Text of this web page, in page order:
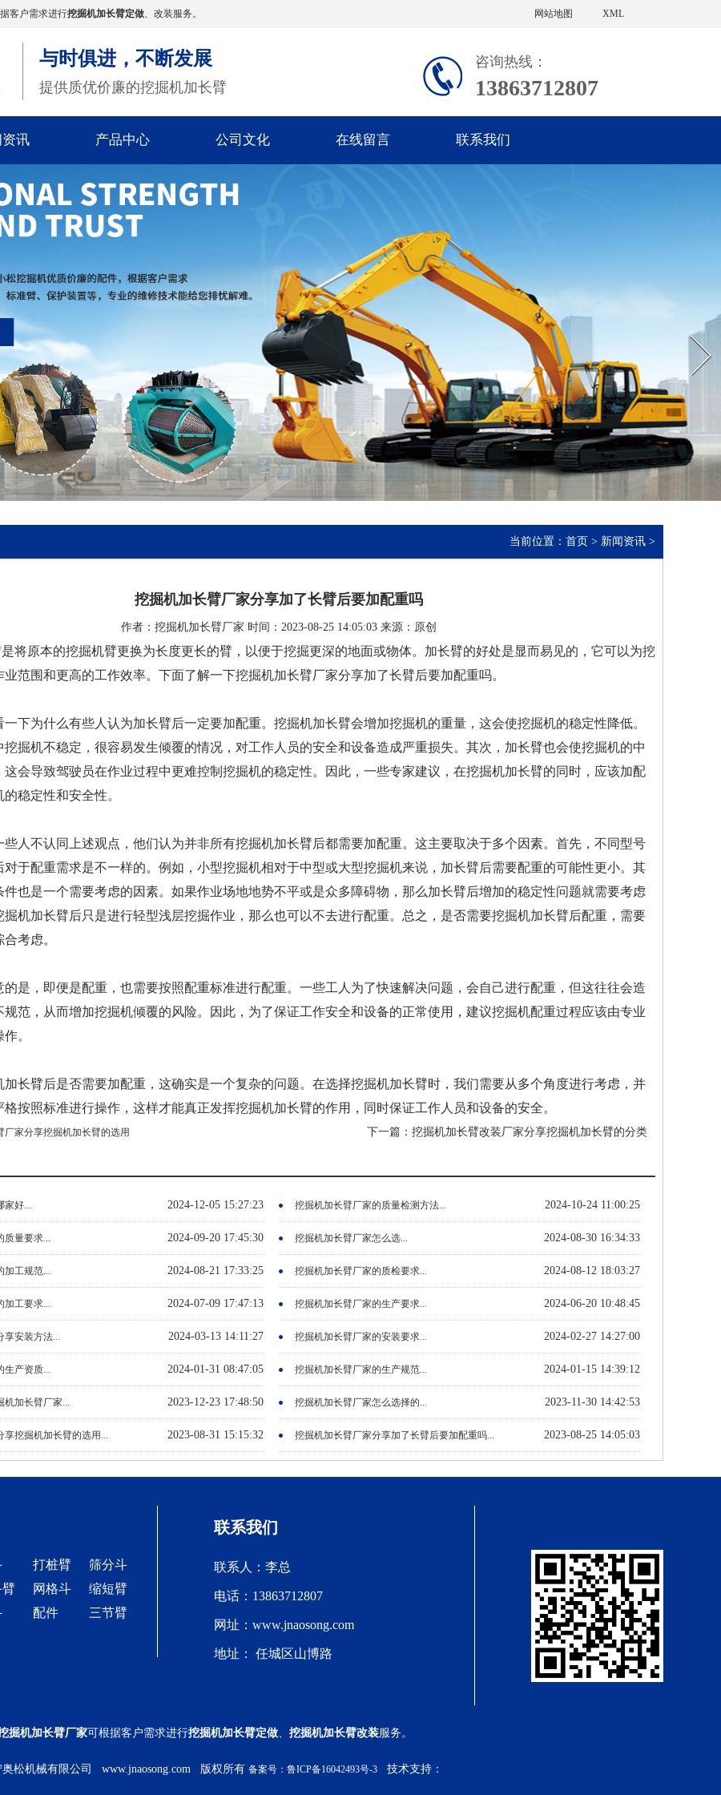
据客户需求进行挖掘机加长臂定做、改装服务。 XML
网站地图
与时俱进，不断发展
提供质优价廉的挖掘机加长臂
咨询热线：
13863712807
讯 产品中心 公司文化 在线留言 联系我们
当前位置： 首页 > 新闻资讯 >
挖掘机加长臂厂家分享加了长臂后要加配重吗
作者：挖掘机加长臂厂家 时间：2023-08-25 14:05:03 来源：原创
将原本的挖掘机臂更换为长度更长的臂，以便于挖掘更深的地面或物体。加长臂的好处是显而易见的，它可以为挖
范围和更高的工作效率。下面了解一下挖掘机加长臂厂家分享加了长臂后要加配重吗。
下为什么有些人认为加长臂后一定要加配重。挖掘机加长臂会增加挖掘机的重量，这会使挖掘机的稳定性降低。
挖掘机不稳定，很容易发生倾覆的情况，对工作人员的安全和设备造成严重损失。其次，加长臂也会使挖掘机的中
这会导致驾驶员在作业过程中更难控制挖掘机的稳定性。因此，一些专家建议，在挖掘机加长臂的同时，应该加配
稳定性和安全性。
些人不认同上述观点，他们认为并非所有挖掘机加长臂后都需要加配重。这主要取决于多个因素。首先，不同型号
对于配重需求是不一样的。例如，小型挖掘机相对于中型或大型挖掘机来说，加长臂后需要配重的可能性更小。其
件也是一个需要考虑的因素。如果作业场地地势不平或是众多障碍物，那么加长臂后增加的稳定性问题就需要考虑
掘机加长臂后只是进行轻型浅层挖掘作业，那么也可以不去进行配重。总之，是否需要挖掘机加长臂后配重，需要
考虑。
的是，即便是配重，也需要按照配重标准进行配重。一些工人为了快速解决问题，会自己进行配重，但这往往会造
规范，从而增加挖掘机倾覆的风险。因此，为了保证工作安全和设备的正常使用，建议挖掘机配重过程应该由专业
。
加长臂后是否需要加配重，这确实是一个复杂的问题。在选择挖掘机加长臂时，我们需要从多个角度进行考虑，并
格按照标准进行操作，这样才能真正发挥挖掘机加长臂的作用，同时保证工作人员和设备的安全。
厂家分享挖掘机加长臂的选用 下一篇： 挖掘机加长臂改装厂家分享挖掘机加长臂的分类
2024-12-05 15:27:23
家好... 2024-10-24 11:00:25
挖掘机加长臂厂家的质量检测方法...
2024-09-20 17:45:30
质量要求... 2024-08-30 16:34:33
挖掘机加长臂厂家怎么选...
2024-08-21 17:33:25
加工规范... 2024-08-12 18:03:27
挖掘机加长臂厂家的质检要求...
2024-07-09 17:47:13
加工要求... 2024-06-20 10:48:45
挖掘机加长臂厂家的生产要求...
2024-03-13 14:11:27
享安装方法... 2024-02-27 14:27:00
挖掘机加长臂厂家的安装要求...
2024-01-31 08:47:05
生产资质... 2024-01-15 14:39:12
挖掘机加长臂厂家的生产规范...
2023-12-23 17:48:50
机加长臂厂家... 2023-11-30 14:42:53
挖掘机加长臂厂家怎么选择的...
2023-08-31 15:15:32
享挖掘机加长臂的选用... 2023-08-25 14:05:03
挖掘机加长臂厂家分享加了长臂后要加配重吗...
打桩臂
筛分斗
臂 网格斗
缩短臂
配件
三节臂
联系我们
联系人：李总
电话：13863712807
网址：www.jnaosong.com
地址： 任城区山博路
掘机加长臂厂家可根据客户需求进行挖掘机加长臂定做、 挖掘机加长臂改装服务。
松机械有限公司 www.jnaosong.com 版权所有 备案号：鲁ICP备16042493号-3技术支持：